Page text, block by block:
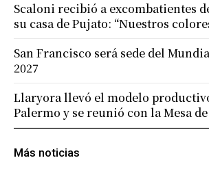
Más noticias
Scaloni recibió a excombatientes
su casa de Pujato: “Nuestros
San Francisco será sede del
2027
Llaryora llevó el modelo
Palermo y se reunió con la Mesa